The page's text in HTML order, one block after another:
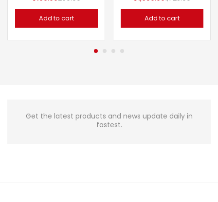
Add to cart Add to cart
Get the latest products and news update daily in
fastest.